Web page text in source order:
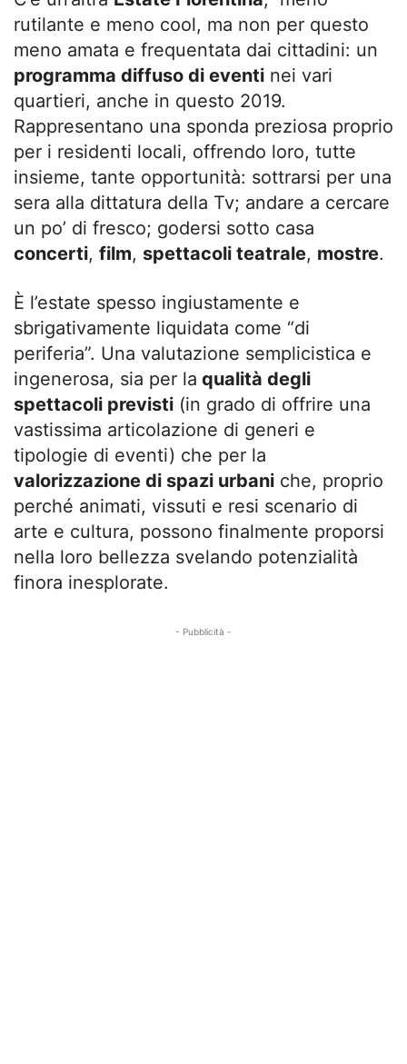
rutilante e meno cool, ma non per questo
meno amata e frequentata dai cittadini: un
programma diffuso di eventi nei vari
quartieri, anche in questo 2019.
Rappresentano una sponda preziosa proprio
per i residenti locali, offrendo loro, tutte
insieme, tante opportunità: sottrarsi per una
sera alla dittatura della Tv; andare a cercare
un po’ di fresco; godersi sotto casa
concerti, film, spettacoli teatrale, mostre.
È l’estate spesso ingiustamente e
sbrigativamente liquidata come “di
periferia”. Una valutazione semplicistica e
ingenerosa, sia per la qualità degli
spettacoli previsti (in grado di offrire una
vastissima articolazione di generi e
tipologie di eventi) che per la
valorizzazione di spazi urbani che, proprio
perché animati, vissuti e resi scenario di
arte e cultura, possono finalmente proporsi
nella loro bellezza svelando potenzialità
finora inesplorate.
- Pubblicità -